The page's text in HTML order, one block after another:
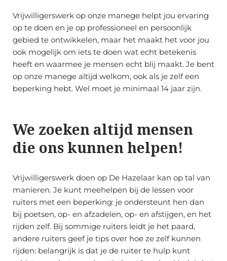
Vrijwilligerswerk op onze manege helpt jou ervaring
op te doen en je op professioneel en persoonlijk
gebied te ontwikkelen, maar het maakt het voor jou
ook mogelijk om iets te doen wat echt betekenis
heeft en waarmee je mensen echt blij maakt. Je bent
op onze manege altijd welkom, ook als je zelf een
beperking hebt. Wel moet je minimaal 14 jaar zijn.
We zoeken altijd mensen
die ons kunnen helpen!
Vrijwilligerswerk doen op De Hazelaar kan op tal van
manieren. Je kunt meehelpen bij de lessen voor
ruiters met een beperking: je ondersteunt hen dan
bij poetsen, op- en afzadelen, op- en afstijgen, en het
rijden zelf. Bij sommige ruiters leidt je het paard,
andere ruiters geef je tips over hoe ze zelf kunnen
rijden: belangrijk is dat je de ruiter te hulp kunt